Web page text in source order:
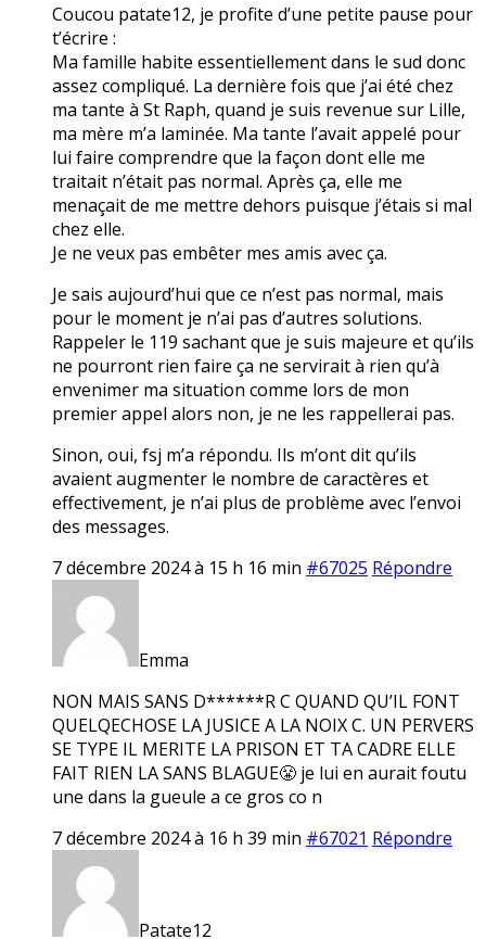
Coucou patate12, je profite d’une petite pause pour
t’écrire :
Ma famille habite essentiellement dans le sud donc
assez compliqué. La dernière fois que j’ai été chez
ma tante à St Raph, quand je suis revenue sur Lille,
ma mère m’a laminée. Ma tante l’avait appelé pour
lui faire comprendre que la façon dont elle me
traitait n’était pas normal. Après ça, elle me
menaçait de me mettre dehors puisque j’étais si mal
chez elle.
Je ne veux pas embêter mes amis avec ça.
Je sais aujourd’hui que ce n’est pas normal, mais
pour le moment je n’ai pas d’autres solutions.
Rappeler le 119 sachant que je suis majeure et qu’ils
ne pourront rien faire ça ne servirait à rien qu’à
envenimer ma situation comme lors de mon
premier appel alors non, je ne les rappellerai pas.
Sinon, oui, fsj m’a répondu. Ils m’ont dit qu’ils
avaient augmenter le nombre de caractères et
effectivement, je n’ai plus de problème avec l’envoi
des messages.
7 décembre 2024 à 15 h 16 min #67025 Répondre
Emma
NON MAIS SANS D******R C QUAND QU’IL FONT
QUELQECHOSE LA JUSICE A LA NOIX C. UN PERVERS
SE TYPE IL MERITE LA PRISON ET TA CADRE ELLE
FAIT RIEN LA SANS BLAGUE😤 je lui en aurait foutu
une dans la gueule a ce gros co n
7 décembre 2024 à 16 h 39 min #67021 Répondre
Patate12